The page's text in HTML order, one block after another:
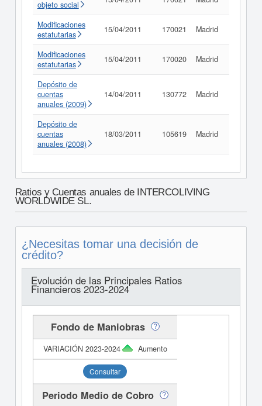
objeto social
Modificaciones
estatutarias
15/04/2011 170021 Madrid
Modificaciones
estatutarias
15/04/2011 170020 Madrid
Depósito de
cuentas
anuales (2009)
14/04/2011 130772 Madrid
Depósito de
cuentas
anuales (2008)
18/03/2011 105619 Madrid
Ratios y Cuentas anuales de INTERCOLIVING
WORLDWIDE SL.
¿Necesitas tomar una decisión de
crédito?
Evolución de las Principales Ratios
Financieros 2023-2024
Fondo de Maniobras
Aumento
Consultar
Periodo Medio de Cobro